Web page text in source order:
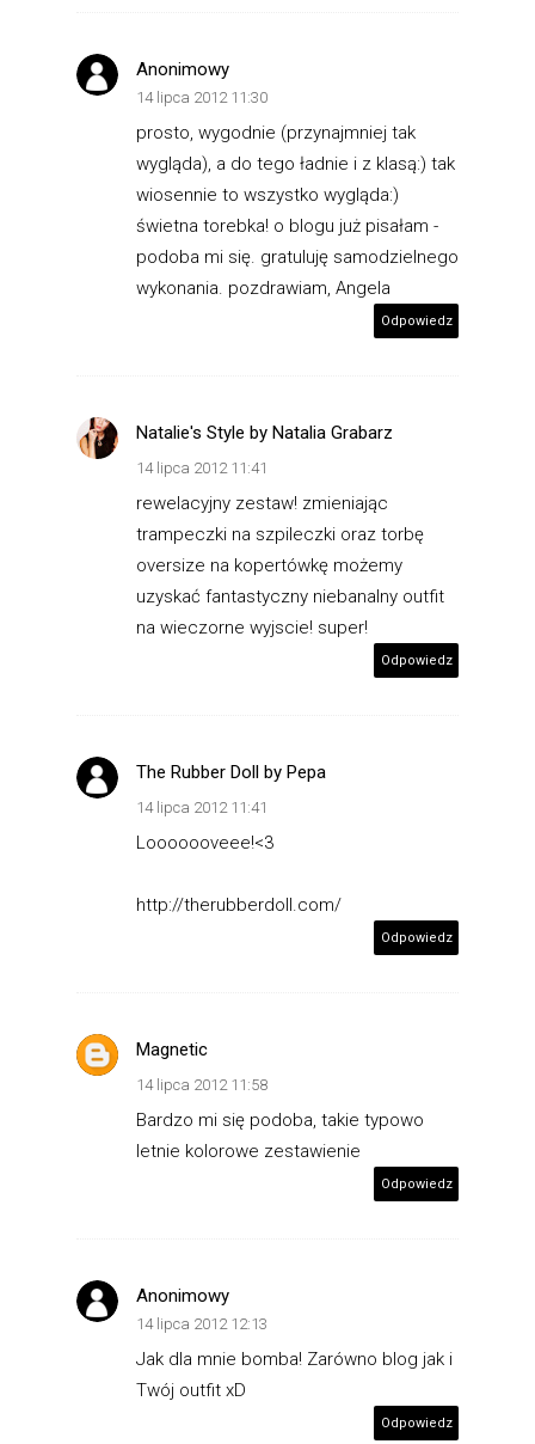
Anonimowy
14 lipca 2012 11:30
prosto, wygodnie (przynajmniej tak
wygląda), a do tego ładnie i z klasą:) tak
wiosennie to wszystko wygląda:)
świetna torebka! o blogu już pisałam -
podoba mi się. gratuluję samodzielnego
wykonania. pozdrawiam, Angela
Odpowiedz
Natalie's Style by Natalia Grabarz
14 lipca 2012 11:41
rewelacyjny zestaw! zmieniając
trampeczki na szpileczki oraz torbę
oversize na kopertówkę możemy
uzyskać fantastyczny niebanalny outfit
na wieczorne wyjscie! super!
Odpowiedz
The Rubber Doll by Pepa
14 lipca 2012 11:41
Looooooveee!<3
http://therubberdoll.com/
Odpowiedz
Magnetic
14 lipca 2012 11:58
Bardzo mi się podoba, takie typowo
letnie kolorowe zestawienie
Odpowiedz
Anonimowy
14 lipca 2012 12:13
Jak dla mnie bomba! Zarówno blog jak i
Twój outfit xD
Odpowiedz